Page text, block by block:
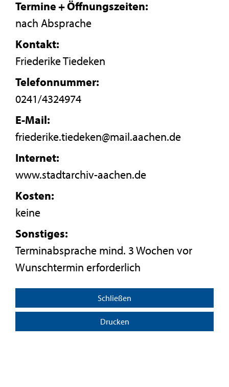
Termine + Öffnungszeiten:
nach Absprache
Kontakt:
Friederike Tiedeken
Telefonnummer:
0241/4324974
E-Mail:
friederike.tiedeken@mail.aachen.de
Internet:
www.stadtarchiv-aachen.de
Kosten:
keine
Sonstiges:
Terminabsprache mind. 3 Wochen vor
Wunschtermin erforderlich
Schließen
Drucken